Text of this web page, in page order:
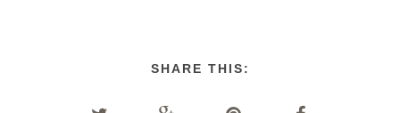
SHARE THIS: